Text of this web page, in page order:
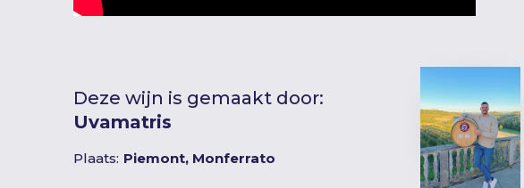
Deze wijn is gemaakt door:
Uvamatris
Plaats: Piemont, Monferrato